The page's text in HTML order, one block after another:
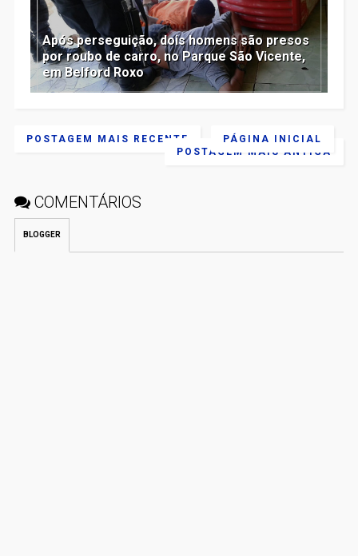
Após perseguição, dois homens são presos
por roubo de carro, no Parque São Vicente,
em Belford Roxo
POSTAGEM MAIS RECENTE
POSTAGEM MAIS ANTIGA
PÁGINA INICIAL
COMENTÁRIOS
BLOGGER